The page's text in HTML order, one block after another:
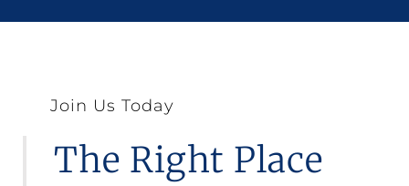
Join Us Today
The Right Place